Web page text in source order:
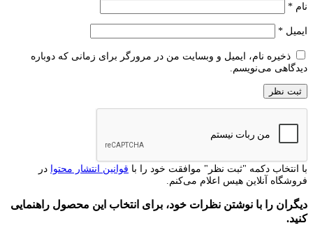
نام *
ایمیل *
ذخیره نام، ایمیل و وبسایت من در مرورگر برای زمانی که دوباره
دیدگاهی می‌نویسم.
با انتخاب دکمه "ثبت نظر" موافقت خود را با قوانین انتشار محتوا در
فروشگاه آنلاین هیس اعلام می‌کنم.
دیگران را با نوشتن نظرات خود، برای انتخاب این محصول راهنمایی
کنید.